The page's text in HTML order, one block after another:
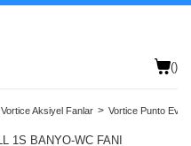
()
Vortice Aksiyel Fanlar Vortice Punto Evo